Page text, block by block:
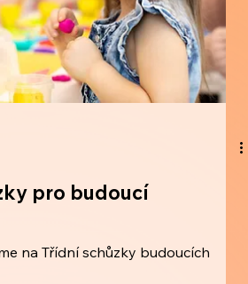
pro budoucí